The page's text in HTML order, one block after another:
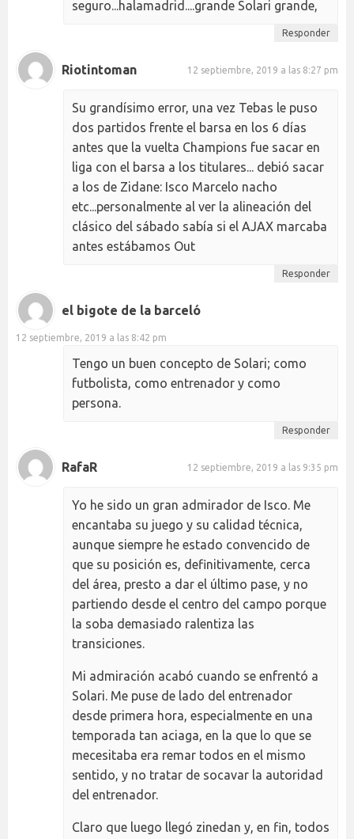
seguro...halamadrid....grande Solari grande,
Responder
Riotintoman 12 septiembre, 2019 a las 8:27 pm
Su grandísimo error, una vez Tebas le puso
dos partidos frente el barsa en los 6 días
antes que la vuelta Champions fue sacar en
liga con el barsa a los titulares... debió sacar
a los de Zidane: Isco Marcelo nacho
etc...personalmente al ver la alineación del
clásico del sábado sabía si el AJAX marcaba
antes estábamos Out
Responder
el bigote de la barceló
12 septiembre, 2019 a las 8:42 pm
Tengo un buen concepto de Solari; como
futbolista, como entrenador y como
persona.
Responder
RafaR 12 septiembre, 2019 a las 9:35 pm
Yo he sido un gran admirador de Isco. Me
encantaba su juego y su calidad técnica,
aunque siempre he estado convencido de
que su posición es, definitivamente, cerca
del área, presto a dar el último pase, y no
partiendo desde el centro del campo porque
la soba demasiado ralentiza las
transiciones.
Mi admiración acabó cuando se enfrentó a
Solari. Me puse de lado del entrenador
desde primera hora, especialmente en una
temporada tan aciaga, en la que lo que se
mecesitaba era remar todos en el mismo
sentido, y no tratar de socavar la autoridad
del entrenador.
Claro que luego llegó zinedan y, en fin, todos